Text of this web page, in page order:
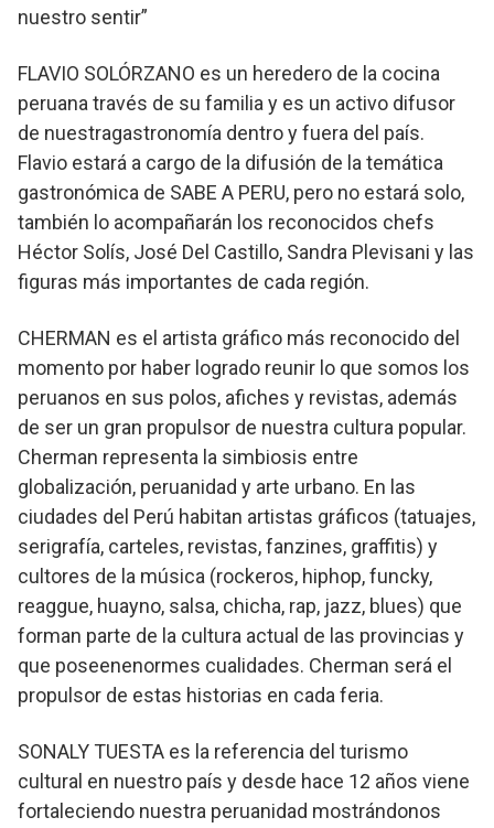
nuestro sentir”
FLAVIO SOLÓRZANO es un heredero de la cocina
peruana través de su familia y es un activo difusor
de nuestragastronomía dentro y fuera del país.
Flavio estará a cargo de la difusión de la temática
gastronómica de SABE A PERU, pero no estará solo,
también lo acompañarán los reconocidos chefs
Héctor Solís, José Del Castillo, Sandra Plevisani y las
figuras más importantes de cada región.
CHERMAN es el artista gráfico más reconocido del
momento por haber logrado reunir lo que somos los
peruanos en sus polos, afiches y revistas, además
de ser un gran propulsor de nuestra cultura popular.
Cherman representa la simbiosis entre
globalización, peruanidad y arte urbano. En las
ciudades del Perú habitan artistas gráficos (tatuajes,
serigrafía, carteles, revistas, fanzines, graffitis) y
cultores de la música (rockeros, hiphop, funcky,
reaggue, huayno, salsa, chicha, rap, jazz, blues) que
forman parte de la cultura actual de las provincias y
que poseenenormes cualidades. Cherman será el
propulsor de estas historias en cada feria.
SONALY TUESTA es la referencia del turismo
cultural en nuestro país y desde hace 12 años viene
fortaleciendo nuestra peruanidad mostrándonos